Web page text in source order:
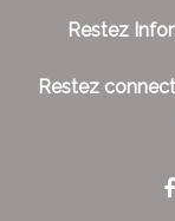
Restez
Restez